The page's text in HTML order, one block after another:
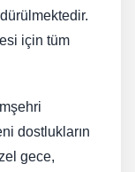
için tüm
dostlukların
gece,